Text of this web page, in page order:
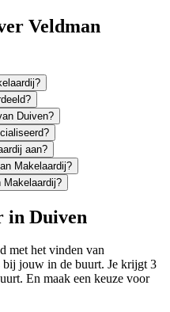
Veldman
Duiven?
aan?
Makelaardij?
Makelaardij?
in Duiven
met het vinden van
bij jouw in de buurt. Je krijgt 3
En maak een keuze voor